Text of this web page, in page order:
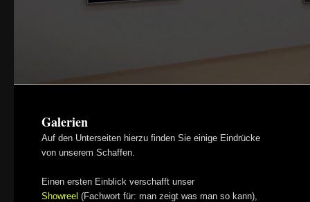
Galerien
Auf den Unterseiten hierzu finden Sie einige Eindrücke
von unserem Schaffen.
Einen ersten Einblick verschafft unser
Showreel (Fachwort für: man zeigt was man so kann),